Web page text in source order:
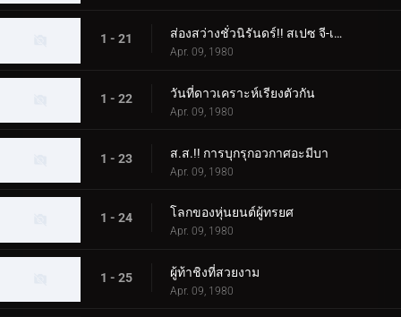
1 - 21 ส่องสว่างชั่วนิรันดร์!! สเปซ จี-เม็น 85
Apr. 09, 1980
1 - 22 วันที่ดาวเคราะห์เรียงตัวกัน
Apr. 09, 1980
1 - 23 ส.ส.!! การบุกรุกอวกาศอะมีบา
Apr. 09, 1980
1 - 24 โลกของหุ่นยนต์ผู้ทรยศ
Apr. 09, 1980
1 - 25 ผู้ท้าชิงที่สวยงาม
Apr. 09, 1980